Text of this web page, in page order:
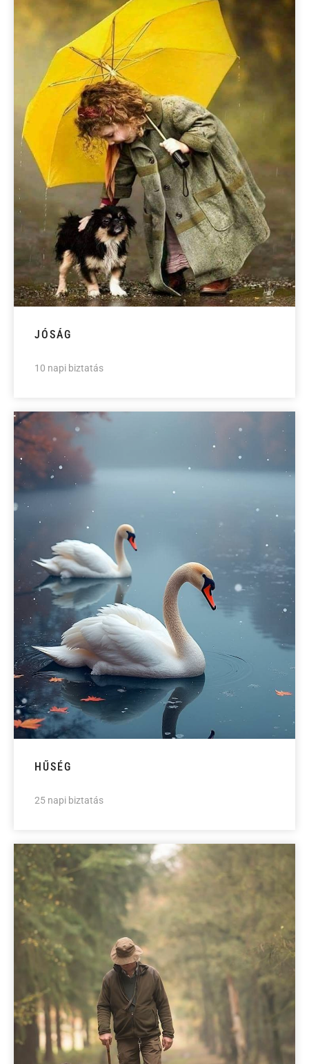
JÓSÁG
10 napi biztatás
HŰSÉG
25 napi biztatás